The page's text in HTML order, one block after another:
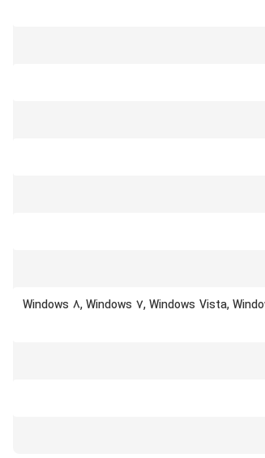
Windows 8, Windows 7, Windows Vista,